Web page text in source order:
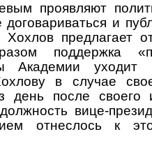
проявляют
и
Хохлов предлагает
поддержка
Академии уходит
в случае
день после своего
вице-
отнеслось к